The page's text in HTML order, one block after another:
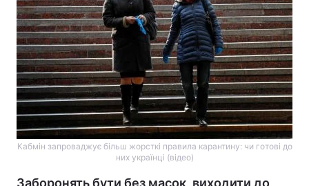
Кабмін запроваджує більш жорсткі правила карантину: чи готові до
них українці (відео)
Заборонять бути без масок, виходити до